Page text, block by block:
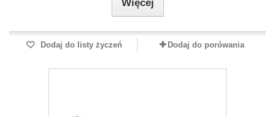
Więcej
Dodaj do listy życzeń Dodaj do porówania